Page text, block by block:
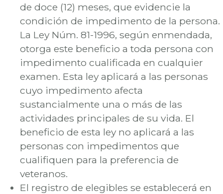
de doce (12) meses, que evidencie la
condición de impedimento de la persona.
La Ley Núm. 81-1996, según enmendada,
otorga este beneficio a toda persona con
impedimento cualificada en cualquier
examen. Esta ley aplicará a las personas
cuyo impedimento afecta
sustancialmente una o más de las
actividades principales de su vida. El
beneficio de esta ley no aplicará a las
personas con impedimentos que
cualifiquen para la preferencia de
veteranos.
El registro de elegibles se establecerá en